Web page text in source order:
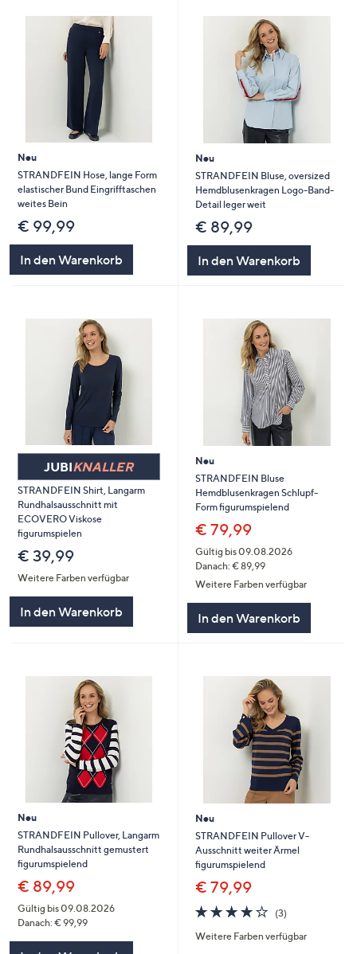
Neu
STRANDFEIN Hose, lange Form
elastischer Bund Eingrifftaschen
weites Bein
€ 99,99
In den Warenkorb
Neu
STRANDFEIN Bluse, oversized
Hemdblusenkragen Logo-Band-
Detail leger weit
€ 89,99
In den Warenkorb
JUBIKNALLER
STRANDFEIN Shirt, Langarm
Rundhalsausschnitt mit
ECOVERO Viskose
figurumspielen
€ 39,99
Weitere Farben verfügbar
In den Warenkorb
Neu
STRANDFEIN Bluse
Hemdblusenkragen Schlupf-
Form figurumspielend
€ 79,99
Gültig bis 09.08.2026
Danach: € 89,99
Weitere Farben verfügbar
In den Warenkorb
Neu
STRANDFEIN Pullover, Langarm
Rundhalsausschnitt gemustert
figurumspielend
€ 89,99
Gültig bis 09.08.2026
Danach: € 99,99
Neu
STRANDFEIN Pullover V-
Ausschnitt weiter Ärmel
figurumspielend
€ 79,99
4.0
von
5
(3)
Weitere Farben verfügbar